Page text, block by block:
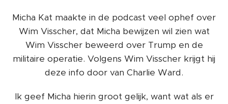
Micha Kat maakte in de podcast veel ophef over
Wim Visscher, dat Micha bewijzen wil zien wat
Wim Visscher beweerd over Trump en de
militaire operatie. Volgens Wim Visscher krijgt hij
deze info door van Charlie Ward.
Ik geef Micha hierin groot gelijk, want wat als er